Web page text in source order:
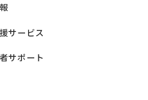
サービス
サポート